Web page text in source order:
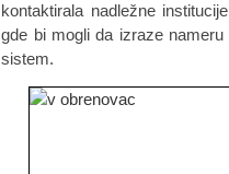
kontaktirala nadležne
gde bi mogli da izraze
sistem.